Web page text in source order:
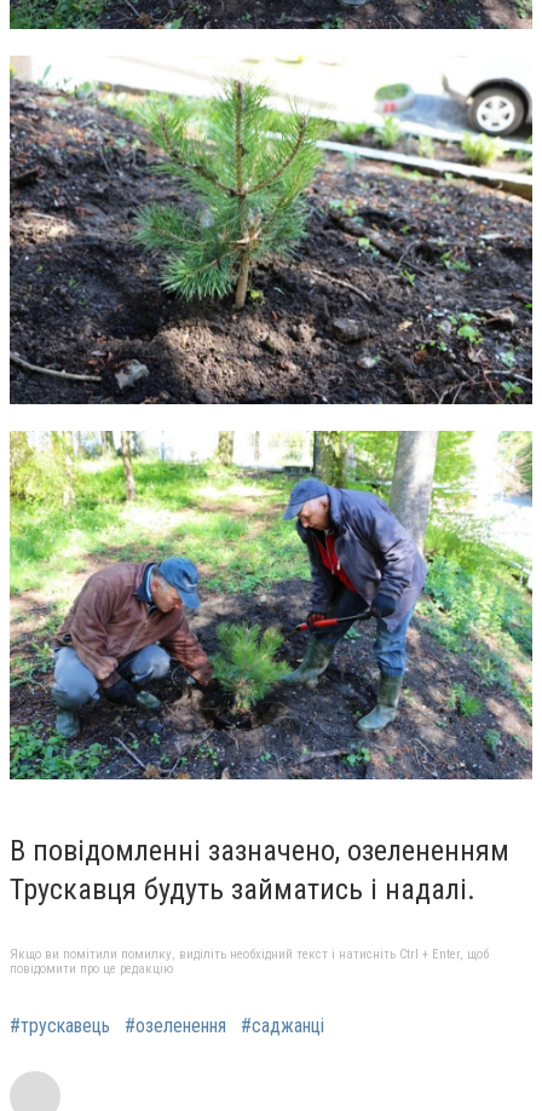
В повідомленні зазначено, озелененням
Трускавця будуть займатись і надалі.
Якщо ви помітили помилку, виділіть необхідний текст і натисніть Ctrl + Enter, щоб
повідомити про це редакцію
#трускавець #озеленення #саджанці